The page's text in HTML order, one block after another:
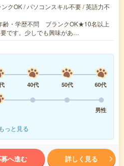
クOK / パソコンスキル不要 / 英語力不
齢・学歴不問 ブランクOK★10名以上
です。少しでも興味があ…
40代 50代
60代
男性
もっと見る
へ進む 詳しく見る